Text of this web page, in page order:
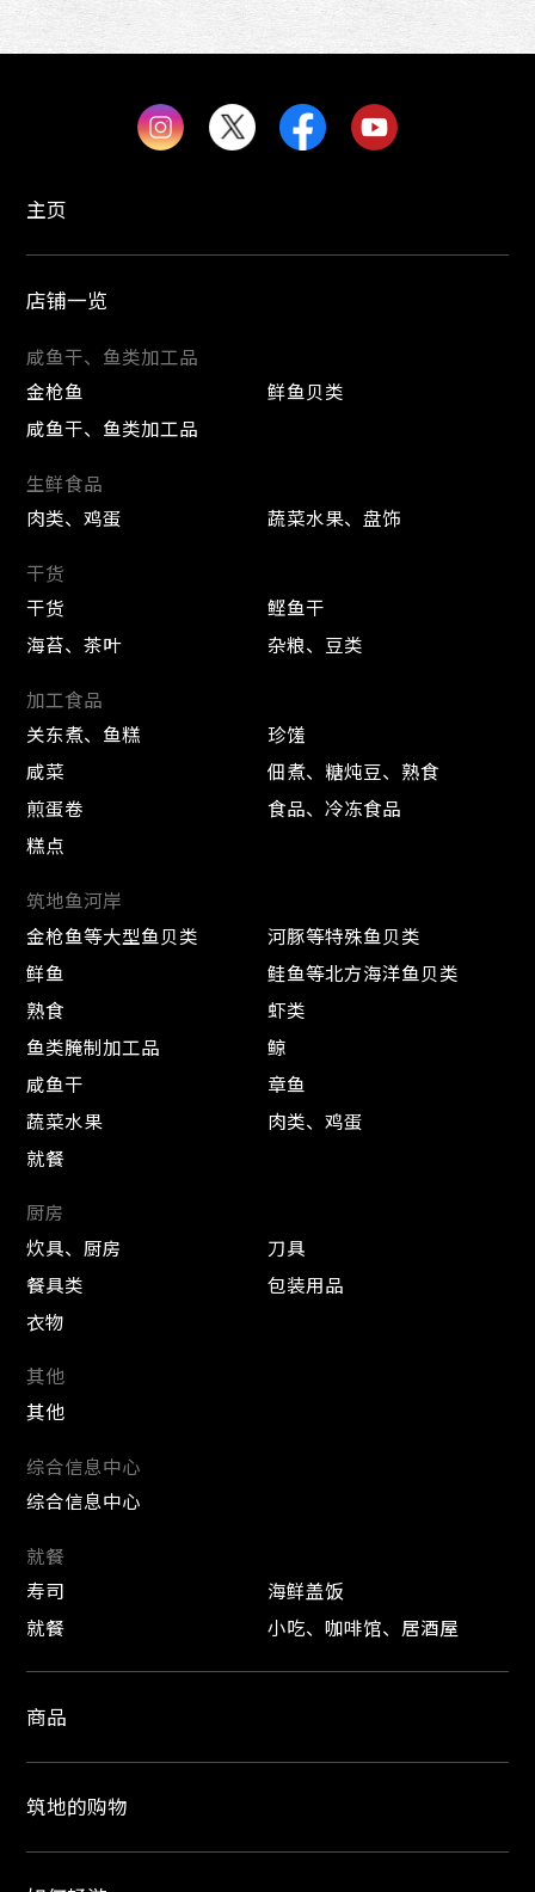
主页
店铺一览
咸鱼干、鱼类加工品
金枪鱼
鲜鱼贝类
咸鱼干、鱼类加工品
生鲜食品
肉类、鸡蛋
蔬菜水果、盘饰
干货
干货
鲣鱼干
海苔、茶叶
杂粮、豆类
加工食品
关东煮、鱼糕
珍馐
咸菜
佃煮、糖炖豆、熟食
煎蛋卷
食品、冷冻食品
糕点
筑地鱼河岸
金枪鱼等大型鱼贝类
河豚等特殊鱼贝类
鲜鱼
鲑鱼等北方海洋鱼贝类
熟食
虾类
鱼类腌制加工品
鲸
咸鱼干
章鱼
蔬菜水果
肉类、鸡蛋
就餐
厨房
炊具、厨房
刀具
餐具类
包装用品
衣物
其他
其他
综合信息中心
综合信息中心
就餐
寿司
海鲜盖饭
就餐
小吃、咖啡馆、居酒屋
商品
筑地的购物